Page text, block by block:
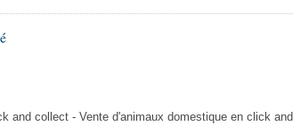
and collect - Vente d'animaux domestique en click and